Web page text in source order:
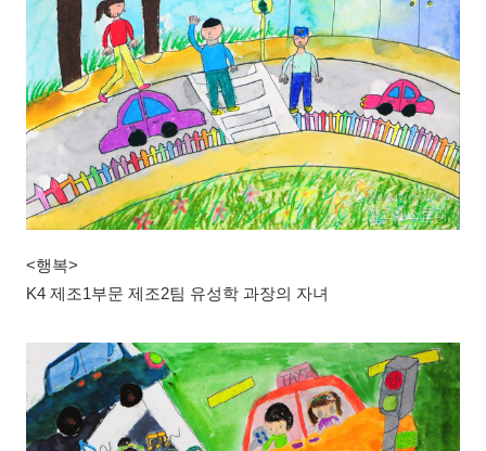
<행복>
K4 제조1부문 제조2팀 유성학 과장의 자녀